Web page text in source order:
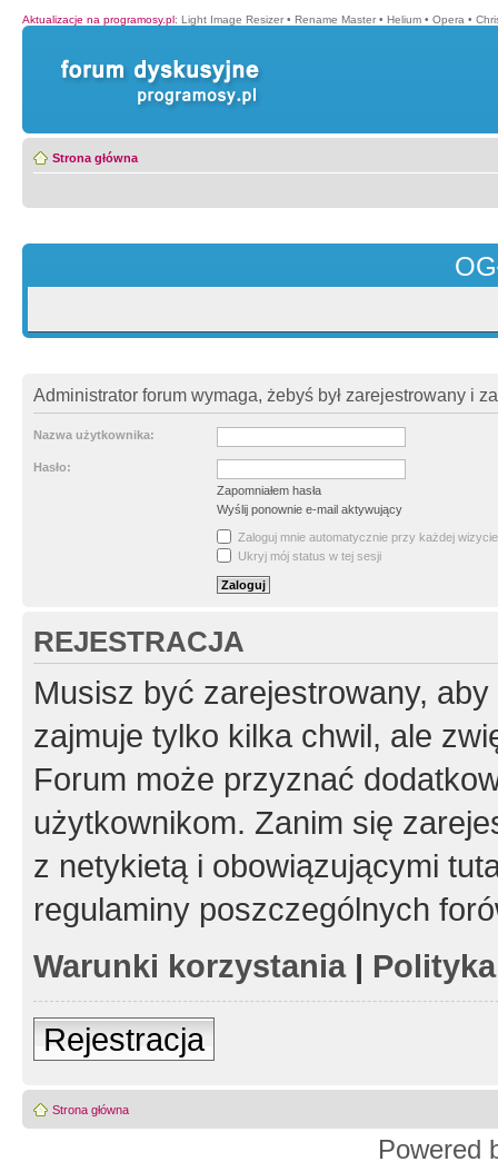
Aktualizacje na programosy.pl: Light Image Resizer • Rename Master • Helium • Opera •
Strona główna
Administrator forum wymaga, żebyś był zarejestrowany i
Nazwa użytkownika:
Hasło:
Zapomniałem hasła
Wyślij ponownie e-mail aktywujący
Zaloguj mnie automatycznie przy każdej wizycie
Ukryj mój status w tej sesji
REJESTRACJA
Musisz być zarejestrowany,
zajmuje tylko kilka chwil, ale
Forum może przyznać
użytkownikom. Zanim się
z netykietą i obowiązującymi
regulaminy poszczególnych
Warunki korzystania|
Rejestracja
Strona główna
Powered